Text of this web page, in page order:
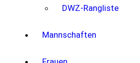
DWZ-Rangliste
Mannschaften